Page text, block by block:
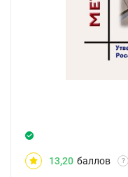
13,20 баллов ?